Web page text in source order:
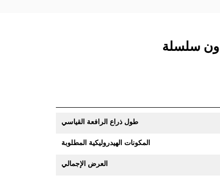
طول ذراع الرافعة القياسي
المكونات الهيدروليكية المطلوبة
العرض الإجمالي